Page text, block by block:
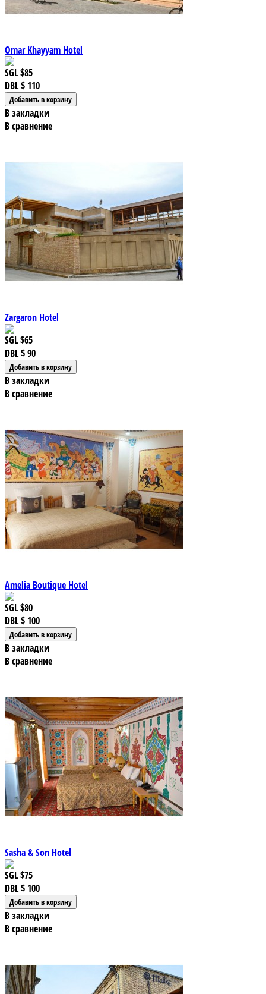
Omar Khayyam Hotel
SGL$85
DBL$ 110
В закладки
В сравнение
Zargaron Hotel
SGL$65
DBL$ 90
В закладки
В сравнение
Amelia Boutique Hotel
SGL$80
DBL$ 100
В закладки
В сравнение
Sasha & Son Hotel
SGL$75
DBL$ 100
В закладки
В сравнение